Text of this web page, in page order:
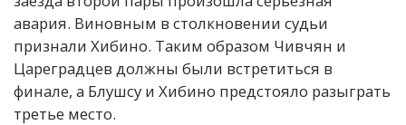
авария. Виновным в столкновении судьи
признали Хибино. Таким образом Чивчян и
Цареградцев должны были встретиться в
финале, а Блушсу и Хибино предстояло разыграть
третье место.